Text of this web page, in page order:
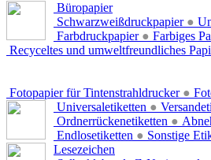
Büropapier
Schwarzweißdruckpapier ●
Farbdruckpapier ● Farbiges
Recyceltes und umweltfreundliches
Fotopapier für Tintenstrahldrucker ●
Universaletiketten ●
Ordnerrückenetiketten ●
Endlosetiketten ● Sonstige
Lesezeichen